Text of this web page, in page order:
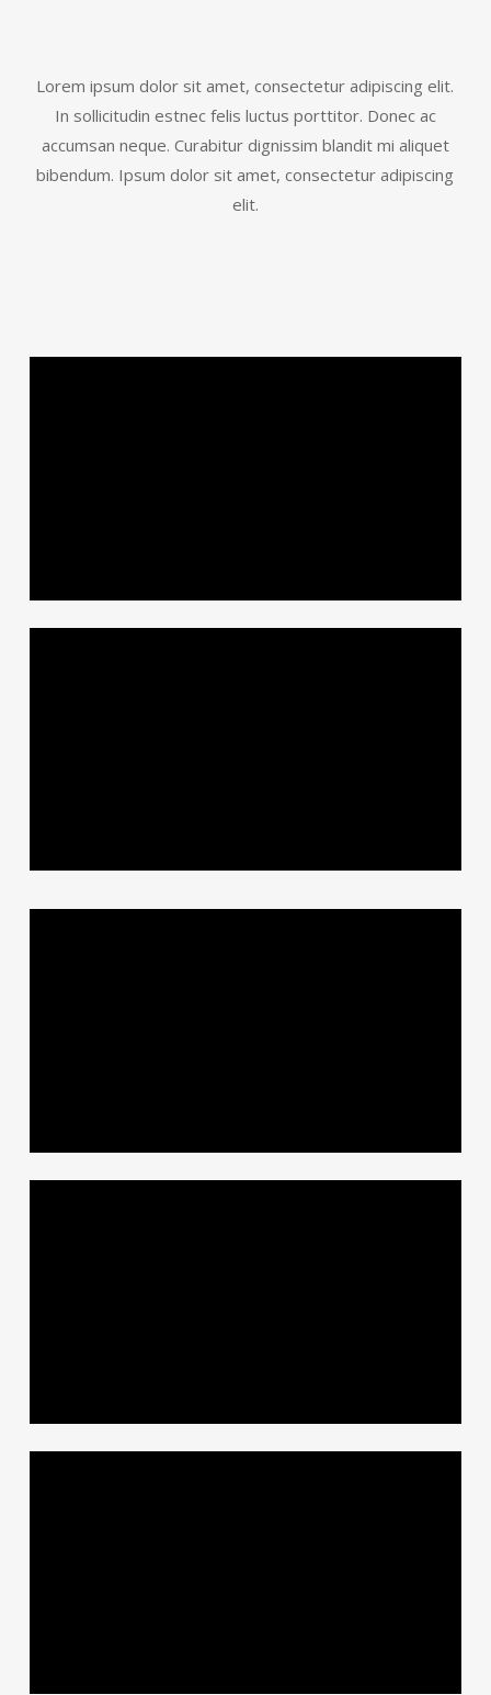
Lorem ipsum dolor sit amet, consectetur adipiscing elit.
In sollicitudin estnec felis luctus porttitor. Donec ac
accumsan neque. Curabitur dignissim blandit mi aliquet
bibendum. Ipsum dolor sit amet, consectetur adipiscing
elit.